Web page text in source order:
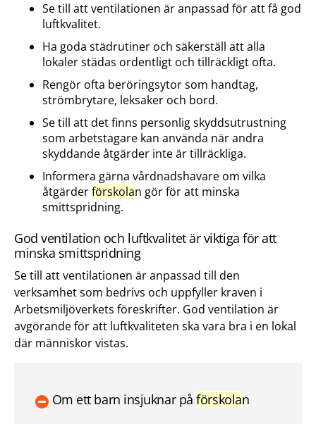
Se till att ventilationen är anpassad för att få god
luftkvalitet.
Ha goda städrutiner och säkerställ att alla
lokaler städas ordentligt och tillräckligt ofta.
Rengör ofta beröringsytor som handtag,
strömbrytare, leksaker och bord.
Se till att det finns personlig skyddsutrustning
som arbetstagare kan använda när andra
skyddande åtgärder inte är tillräckliga.
Informera gärna vårdnadshavare om vilka
åtgärderförskolan gör för att minska
smittspridning.
God ventilation och luftkvalitet är viktiga för att
minska smittspridning
Se till att ventilationen är anpassad till den
verksamhet som bedrivs och uppfyller kraven i
Arbetsmiljöverkets föreskrifter. God ventilation är
avgörande för att luftkvaliteten ska vara bra i en lokal
där människor vistas.
Om ett barn insjuknar påförskolan